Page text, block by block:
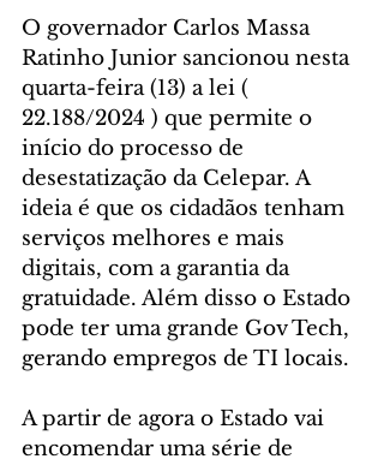
O governador Carlos Massa
Ratinho Junior sancionou nesta
quarta-feira (13) a lei (
22.188/2024 ) que permite o
início do processo de
desestatização da Celepar. A
ideia é que os cidadãos tenham
serviços melhores e mais
digitais, com a garantia da
gratuidade. Além disso o Estado
pode ter uma grande Gov Tech,
gerando empregos de TI locais.
A partir de agora o Estado vai
encomendar uma série de